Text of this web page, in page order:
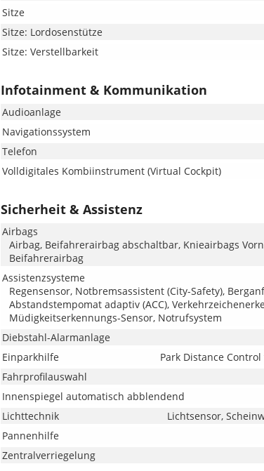
Sitze
Sitze: Lordosenstütze
Sitze: Verstellbarkeit
Infotainment & Kommunikation
Audioanlage
Navigationssystem
Telefon
Volldigitales Kombiinstrument (Virtual Cockpit)
Sicherheit & Assistenz
Airbags
Airbag, Beifahrerairbag abschaltbar, Knieairbags
Beifahrerairbag
Assistenzsysteme
Regensensor, Notbremsassistent (City-Safety),
Abstandstempomat adaptiv (ACC),
Müdigkeitserkennungs-Sensor, Notrufsystem
Diebstahl-Alarmanlage
Einparkhilfe
Park Distance
Fahrprofilauswahl
Innenspiegel automatisch abblendend
Lichttechnik
Lichtsensor,
Pannenhilfe
Zentralverriegelung